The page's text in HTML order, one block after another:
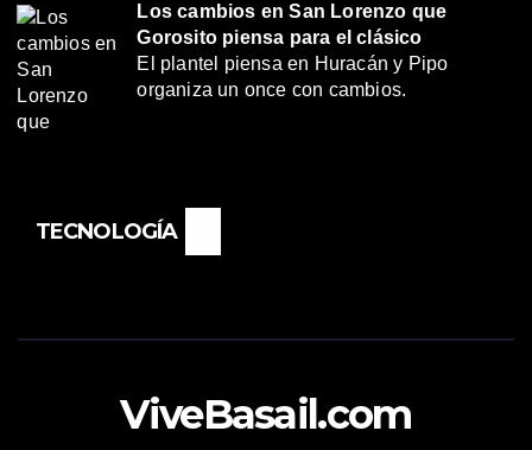
Los cambios en San Lorenzo que
Gorosito piensa para el clásico
El plantel piensa en Huracán y Pipo
organiza un once con cambios.
TECNOLOGÍA
ViveBasail.com